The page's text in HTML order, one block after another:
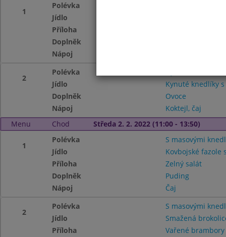
1
Polévka
Jídlo
Příloha
Doplněk
Nápoj
2
Polévka
Jídlo
Kynuté knedlíky
Doplněk
Ovoce
Nápoj
Koktejl, čaj
Menu
Chod Středa 2. 2. 2022 (11:00 - 13:50)
1
Polévka
S masovými
Jídlo
Kovbojské fazole
Příloha
Zelný salát
Doplněk
Puding
Nápoj
Čaj
2
Polévka
S masovými
Jídlo
Smažená
Příloha
Vařené